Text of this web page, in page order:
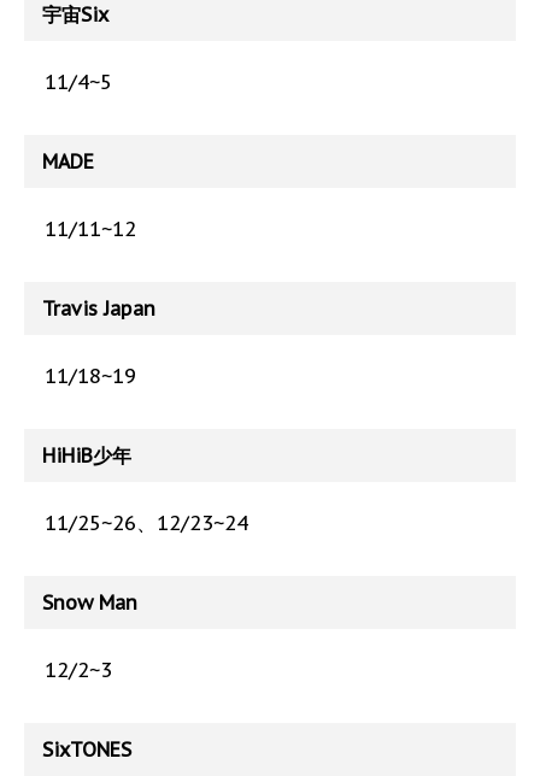
宇宙Six
11/4~5
MADE
11/11~12
Travis Japan
11/18~19
HiHiB少年
11/25~26、12/23~24
Snow Man
12/2~3
SixTONES